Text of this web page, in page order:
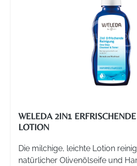
WELEDA 2IN1
LOTION
Die milchige, leichte Lotion
natürlicher Olivenölseife und